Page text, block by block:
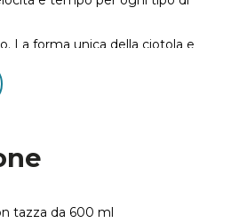
La forma unica della ciotola e
verso l'alto, impedendo
sotto e garantendo una
sempre pronto quando ti serve.
Il contenitore e le lame si
tazza da 600 ml